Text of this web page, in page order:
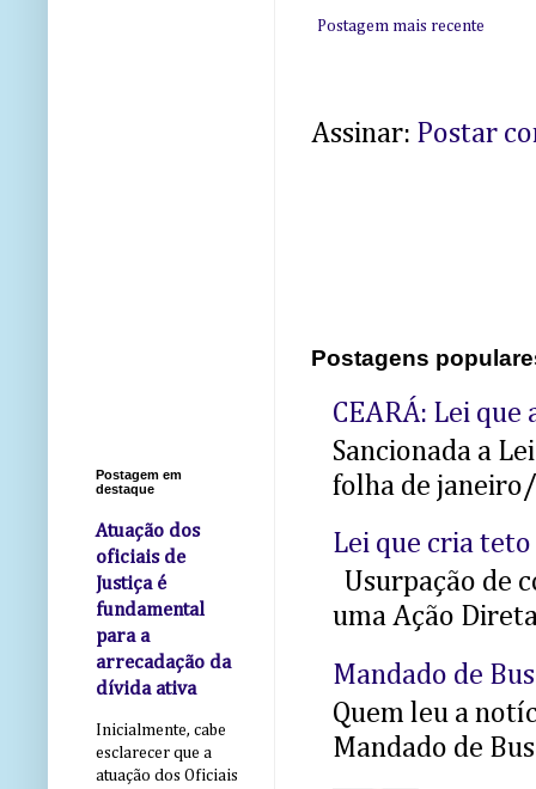
Postagem mais recente
Assinar: Postar
Postagens
CEARÁ: Lei
Sancionada a
folha de
Lei que cria
Usurpação de
uma Ação
Mandado de
Quem leu a
Mandado de
Postagem em
destaque
Atuação dos
oficiais de
Justiça é
fundamental
para a
arrecadação da
dívida ativa
Inicialmente, cabe
esclarecer que a
atuação dos Oficiais